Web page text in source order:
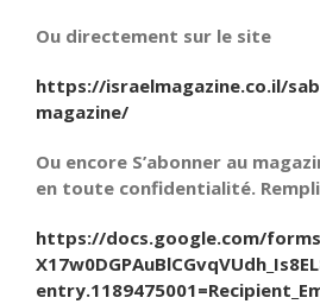
Ou directement sur le site
https://israelmagazine.co.il/
magazine/
Ou encore S’abonner au
en toute confidentialité.
https://docs.google.com/